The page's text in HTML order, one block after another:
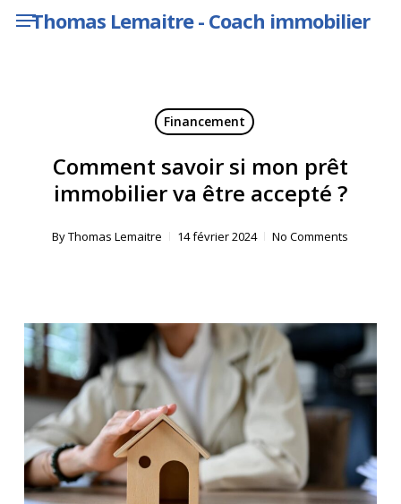
Skip Thomas Lemaitre - Coach immobilier
Menu
Financement
Comment savoir si mon prêt
immobilier va être accepté ?
ByThomas Lemaitre 14 février 2024 No Comments